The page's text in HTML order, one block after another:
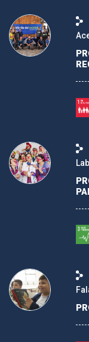
GRUPOS DE